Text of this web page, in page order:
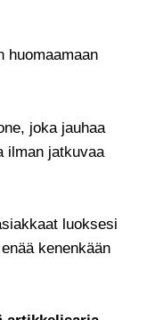
huomaamaan
joka jauhaa
ilman jatkuvaa
luoksesi
kenenkään